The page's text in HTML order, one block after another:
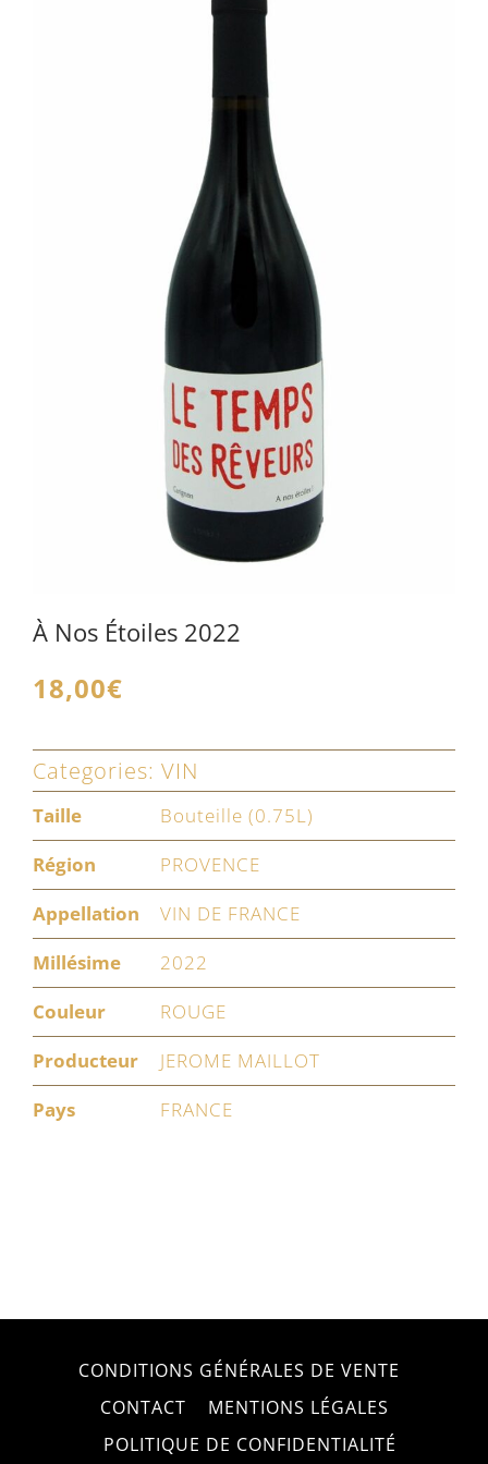
ACCESSOIRES
À Nos Étoiles 2022
18,00€
Categories: VIN
Taille
Bouteille (0.75L)
Région
PROVENCE
Appellation
VIN DE FRANCE
Millésime
2022
Couleur
ROUGE
Producteur
JEROME MAILLOT
Pays
FRANCE
CONDITIONS GÉNÉRALES DE VENTE
CONTACT
MENTIONS LÉGALES
POLITIQUE DE CONFIDENTIALITÉ